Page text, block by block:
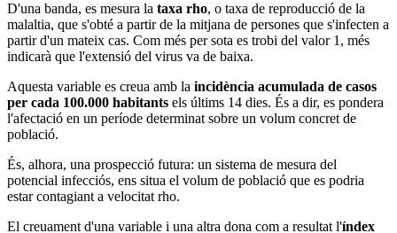
D'una banda, es mesura la taxa rho, o taxa de reproducció de la
malaltia, que s'obté a partir de la mitjana de persones que s'infecten a
partir d'un mateix cas. Com més per sota es trobi del valor 1, més
indicarà que l'extensió del virus va de baixa.
Aquesta variable es creua amb la incidència acumulada de casos
per cada 100.000 habitants els últims 14 dies. És a dir, es pondera
l'afectació en un període determinat sobre un volum concret de
població.
És, alhora, una prospecció futura: un sistema de mesura del
potencial infecciós, ens situa el volum de població que es podria
estar contagiant a velocitat rho.
El creuament d'una variable i una altra dona com a resultat l'índex